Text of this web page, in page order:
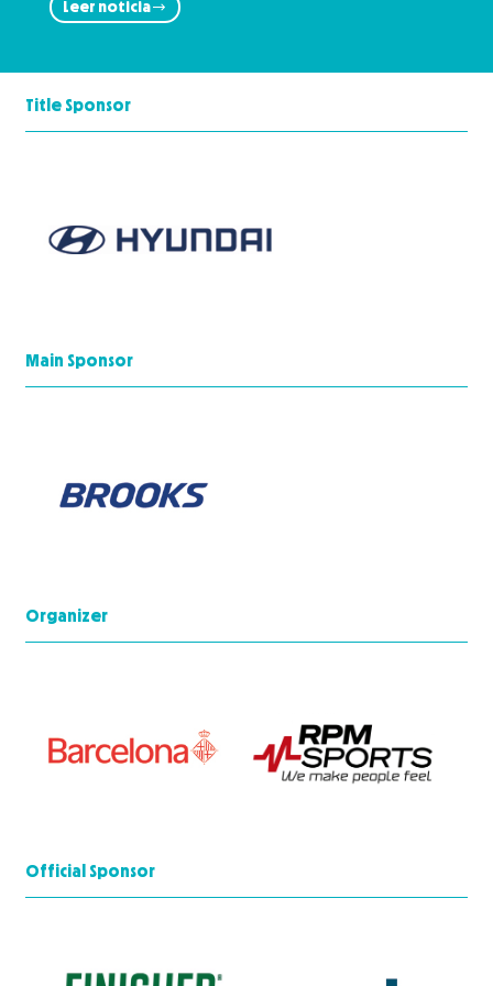
Leer noticia
Title Sponsor
Main Sponsor
Organizer
Official Sponsor